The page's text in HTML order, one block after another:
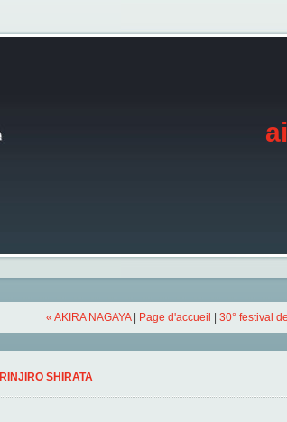
« AKIRA NAGAYA| Page d'accueil 30° festival
RINJIRO SHIRATA